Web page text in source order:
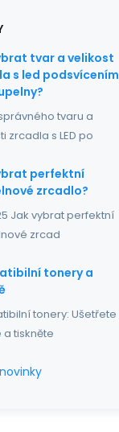
tvar a velikost
s led podsvícením
tvaru a
zrcadla s LED po
perfektní
zrcadlo?
Jak vybrat perfektní
zrcad
tonery a
tonery: Ušetřete
tiskněte